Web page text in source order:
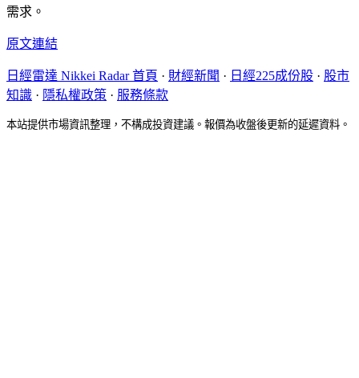
需求。
原文連結
日經雷達 Nikkei Radar 首頁 · 財經新聞 · 日經225成份股 · 股市
知識 · 隱私權政策 · 服務條款
本站提供市場資訊整理，不構成投資建議。報價為收盤後更新的延遲資料。